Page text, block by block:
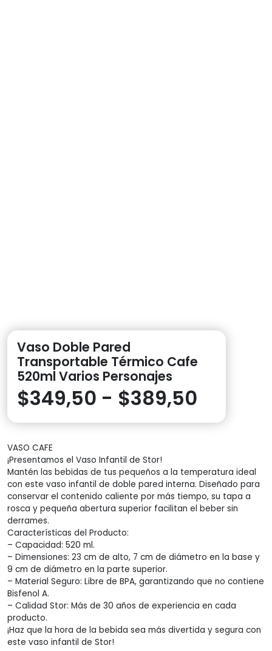
Vaso Doble Pared
Transportable Térmico Cafe
520ml Varios Personajes
$349,50 - $389,50
de
desde
VASO CAFE
¡Presentamos el Vaso Infantil de Stor!
Mantén las bebidas de tus pequeños a la temperatura ideal
con este vaso infantil de doble pared interna. Diseñado para
conservar el contenido caliente por más tiempo, su tapa a
rosca y pequeña abertura superior facilitan el beber sin
derrames.
Características del Producto:
– Capacidad: 520 ml.
– Dimensiones: 23 cm de alto, 7 cm de diámetro en la base y
9 cm de diámetro en la parte superior.
– Material Seguro: Libre de BPA, garantizando que no contiene
Bisfenol A.
– Calidad Stor: Más de 30 años de experiencia en cada
producto.
¡Haz que la hora de la bebida sea más divertida y segura con
este vaso infantil de Stor!